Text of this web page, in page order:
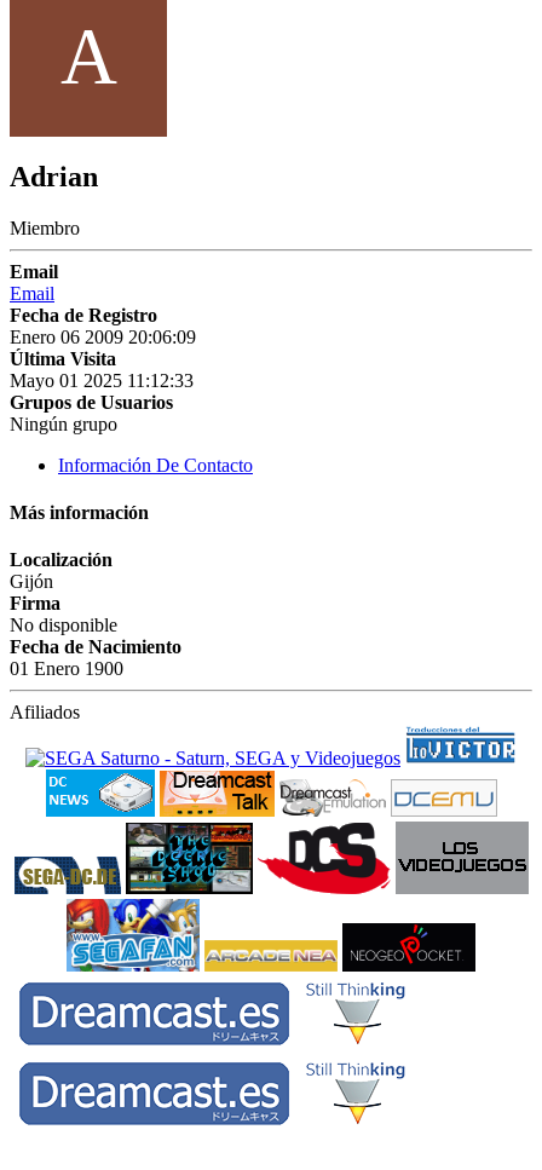
A
Adrian
Miembro
Email
Email
Fecha de Registro
Enero 06 2009 20:06:09
Última Visita
Mayo 01 2025 11:12:33
Grupos de Usuarios
Ningún grupo
Información De Contacto
Más información
Localización
Gijón
Firma
No disponible
Fecha de Nacimiento
01 Enero 1900
Afiliados